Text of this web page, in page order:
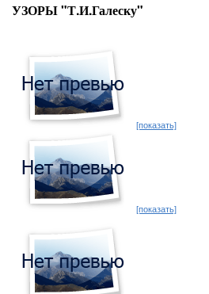
УЗОРЫ "Т.И.Галеску"
[показать]
[показать]